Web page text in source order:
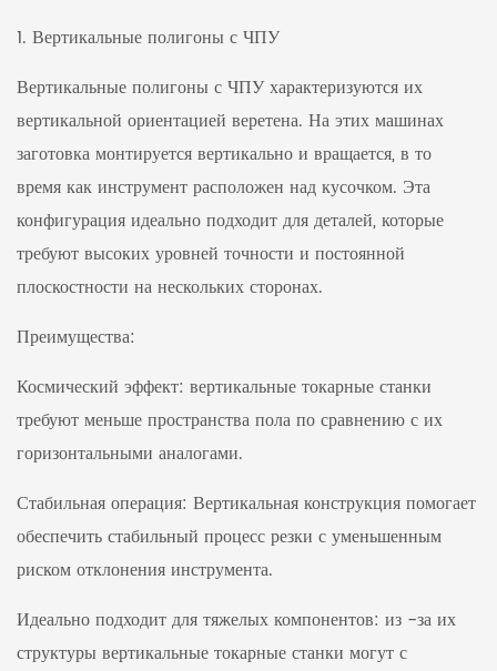
1. Вертикальные полигоны с ЧПУ
Вертикальные полигоны с ЧПУ характеризуются их
вертикальной ориентацией веретена. На этих машинах
заготовка монтируется вертикально и вращается, в то
время как инструмент расположен над кусочком. Эта
конфигурация идеально подходит для деталей, которые
требуют высоких уровней точности и постоянной
плоскостности на нескольких сторонах.
Преимущества:
Космический эффект: вертикальные токарные станки
требуют меньше пространства пола по сравнению с их
горизонтальными аналогами.
Стабильная операция: Вертикальная конструкция помогает
обеспечить стабильный процесс резки с уменьшенным
риском отклонения инструмента.
Идеально подходит для тяжелых компонентов: из -за их
структуры вертикальные токарные станки могут с